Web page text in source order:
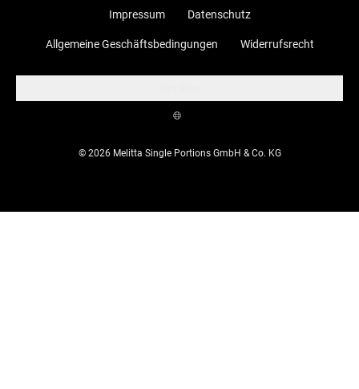
Impressum Datenschutz
Allgemeine Geschäftsbedingungen Widerrufsrecht
© 2026 Melitta Single Portions GmbH & Co. KG